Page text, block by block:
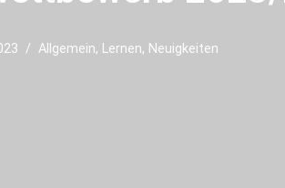
Allgemein, Lernen, Neuigkeiten